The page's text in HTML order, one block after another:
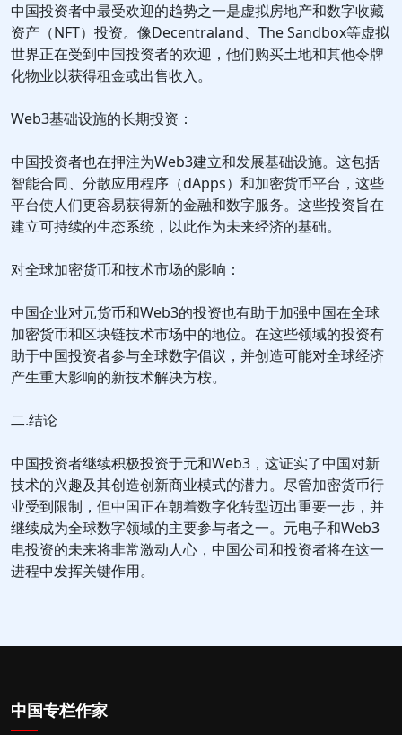
中国投资者中最受欢迎的趋势之一是虚拟房地产和数字收藏
资产（NFT）投资。像Decentraland、The Sandbox等虚拟
世界正在受到中国投资者的欢迎，他们购买土地和其他令牌
化物业以获得租金或出售收入。
Web3基础设施的长期投资：
中国投资者也在押注为Web3建立和发展基础设施。这包括
智能合同、分散应用程序（dApps）和加密货币平台，这些
平台使人们更容易获得新的金融和数字服务。这些投资旨在
建立可持续的生态系统，以此作为未来经济的基础。
对全球加密货币和技术市场的影响：
中国企业对元货币和Web3的投资也有助于加强中国在全球
加密货币和区块链技术市场中的地位。在这些领域的投资有
助于中国投资者参与全球数字倡议，并创造可能对全球经济
产生重大影响的新技术解决方桉。
二.结论
中国投资者继续积极投资于元和Web3，这证实了中国对新
技术的兴趣及其创造创新商业模式的潜力。尽管加密货币行
业受到限制，但中国正在朝着数字化转型迈出重要一步，并
继续成为全球数字领域的主要参与者之一。元电子和Web3
电投资的未来将非常激动人心，中国公司和投资者将在这一
进程中发挥关键作用。
中国专栏作家